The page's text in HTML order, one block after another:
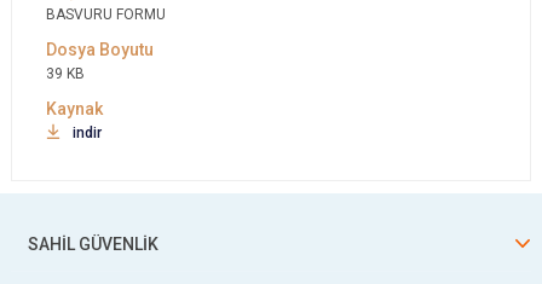
BASVURU FORMU
39 KB
indir
SAHİL GÜVENLİK